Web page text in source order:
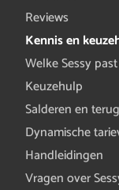
Reviews
Kennis en
Welke Sessy
Keuzehulp
Salderen en
Dynamische
Handleidingen
Vragen over